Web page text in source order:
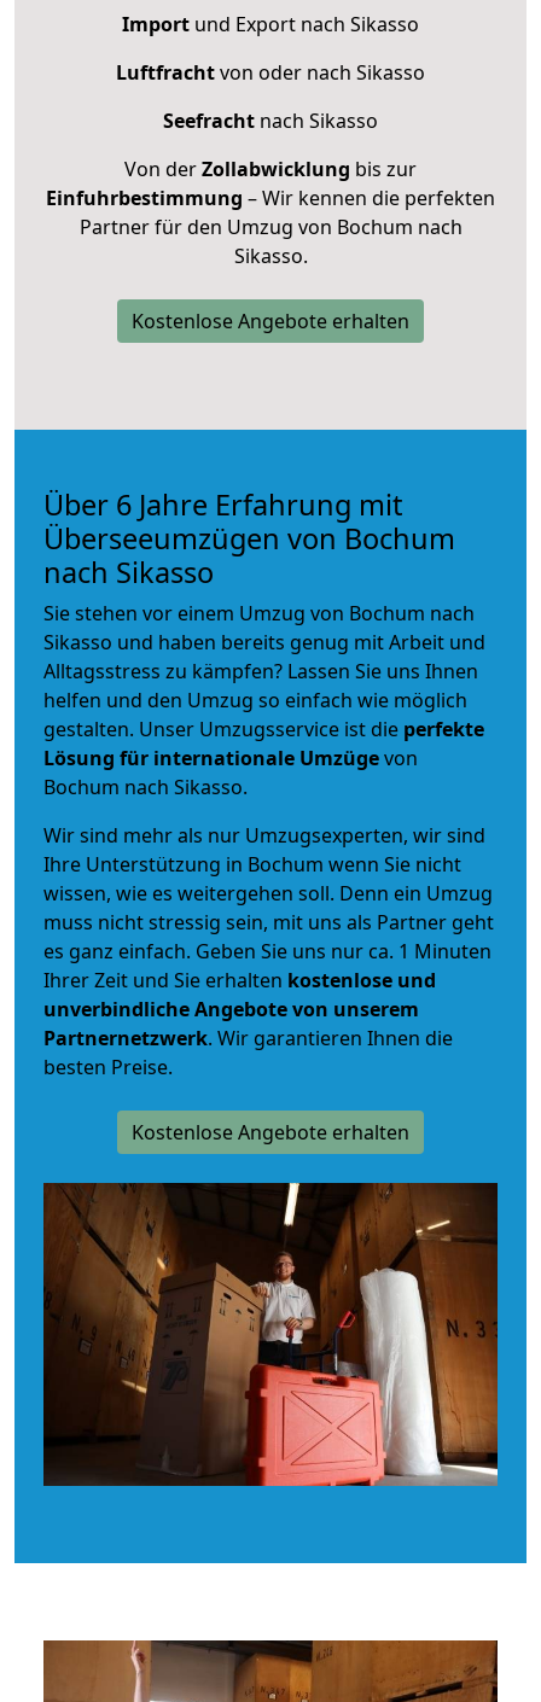
Import und Export nach Sikasso
Luftfrachtvon oder nach Sikasso
Seefracht nach Sikasso
Von derZollabwicklung bis zur
Einfuhrbestimmung – Wir kennen die perfekten
Partner für den Umzug von Bochum nach
Sikasso.
Kostenlose Angebote erhalten
Über 6 Jahre Erfahrung mit
Überseeumzügen von Bochum
nach Sikasso
Sie stehen vor einem Umzug von Bochum nach
Sikasso und haben bereits genug mit Arbeit und
Alltagsstress zu kämpfen? Lassen Sie uns Ihnen
helfen und den Umzug so einfach wie möglich
gestalten. Unser Umzugsservice ist die perfekte
Lösung für internationale Umzügevon
Bochum nach Sikasso.
Wir sind mehr als nur Umzugsexperten, wir sind
Ihre Unterstützung in Bochum wenn Sie nicht
wissen, wie es weitergehen soll. Denn ein Umzug
muss nicht stressig sein, mit uns als Partner geht
es ganz einfach. Geben Sie uns nur ca. 1 Minuten
Ihrer Zeit und Sie erhalten kostenlose und
unverbindlicheAngebote von unserem
Partnernetzwerk. Wir garantieren Ihnen die
besten Preise.
Kostenlose Angebote erhalten